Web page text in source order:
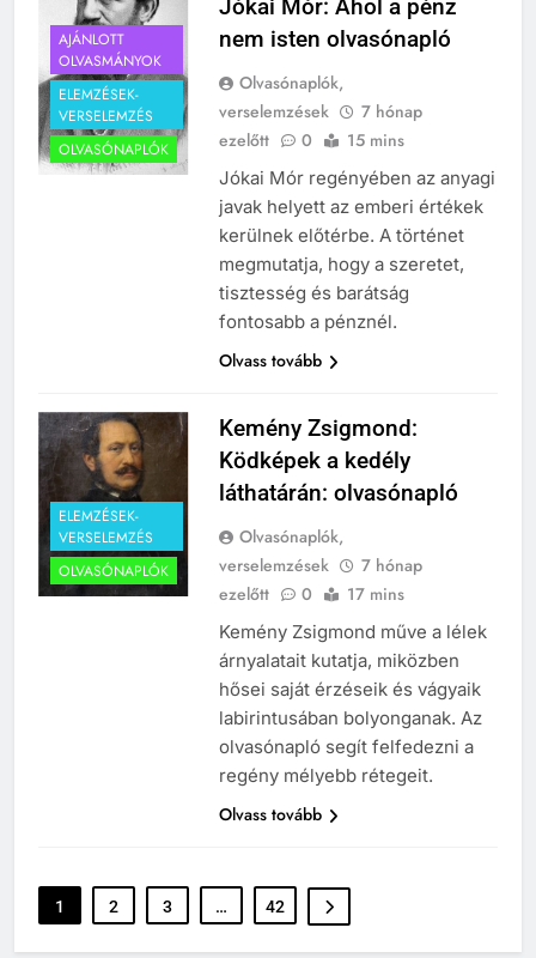
AJÁNLOTT
OLVASMÁNYOK
ELEMZÉSEK-
VERSELEMZÉS
OLVASÓNAPLÓK
Jókai Mór: Ahol a pénz
nem isten olvasónapló
Olvasónaplók,
verselemzések
7 hónap
ezelőtt
0 15 mins
Jókai Mór regényében az anyagi
javak helyett az emberi értékek
kerülnek előtérbe. A történet
megmutatja, hogy a szeretet,
tisztesség és barátság
fontosabb a pénznél.
Olvass tovább
ELEMZÉSEK-
VERSELEMZÉS
OLVASÓNAPLÓK
Kemény Zsigmond:
Ködképek a kedély
láthatárán: olvasónapló
Olvasónaplók,
verselemzések
7 hónap
ezelőtt
0 17 mins
Kemény Zsigmond műve a lélek
árnyalatait kutatja, miközben
hősei saját érzéseik és vágyaik
labirintusában bolyonganak. Az
olvasónapló segít felfedezni a
regény mélyebb rétegeit.
Olvass tovább
1 2 3 … 42
Ki találta fel a gőzgépet?
KI TALÁLTA FEL
TÖRTÉNELEM ÉRDEKESSÉGEK
242
Kik voltak a három királyok?
TÖRTÉNELEM ÉRDEKESSÉGEK
243
A középkor titkai: Mi rejtőzött a
várak falai mögött?
MIKOR VOLT?
TÖRTÉNELEM ÉRDEKESSÉGEK
Mikor volt a római birodalom
bukása, és mi történt utána?
Ki volt Zeusz?